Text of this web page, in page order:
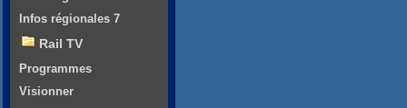
Infos régionales 7
Rail TV
Programmes
Visionner